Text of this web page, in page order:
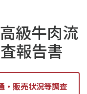
級牛肉流
報告書
・販売状況等調査